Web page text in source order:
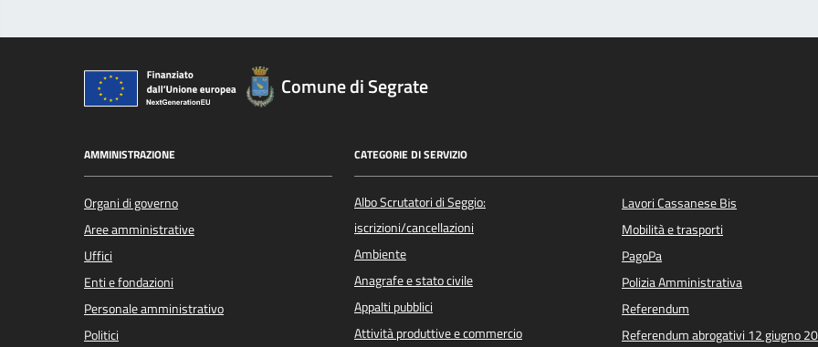
Comune di Segrate
AMMINISTRAZIONE
Organi di governo
Aree amministrative
Uffici
Enti e fondazioni
Personale amministrativo
Politici
CATEGORIE DI SERVIZIO
Albo Scrutatori di Seggio:
iscrizioni/cancellazioni
Ambiente
Anagrafe e stato civile
Appalti pubblici
Attività produttive e commercio
Lavori Cassanese Bis
Mobilità e trasporti
PagoPa
Polizia Amministrativa
Referendum
Referendum abrogativi 12 giugno